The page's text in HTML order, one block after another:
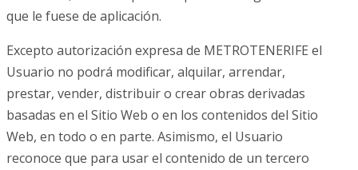
que le fuese de aplicación.
Excepto autorización expresa de METROTENERIFE el
Usuario no podrá modificar, alquilar, arrendar,
prestar, vender, distribuir o crear obras derivadas
basadas en el Sitio Web o en los contenidos del Sitio
Web, en todo o en parte. Asimismo, el Usuario
reconoce que para usar el contenido de un tercero